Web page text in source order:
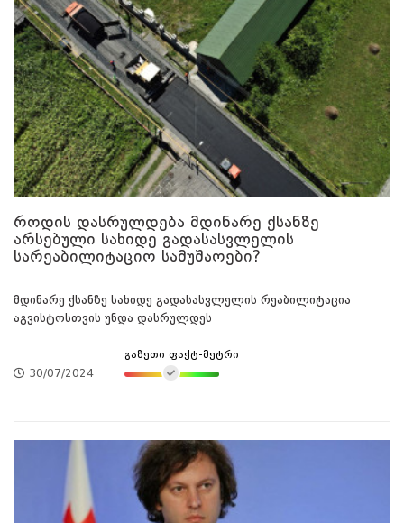
როდის დასრულდება მდინარე ქსანზე
არსებული სახიდე გადასასვლელის
სარეაბილიტაციო სამუშაოები?
მდინარე ქსანზე სახიდე გადასასვლელის რეაბილიტაცია
აგვისტოსთვის უნდა დასრულდეს
30/07/2024
გაზეთი ფაქტ-მეტრი